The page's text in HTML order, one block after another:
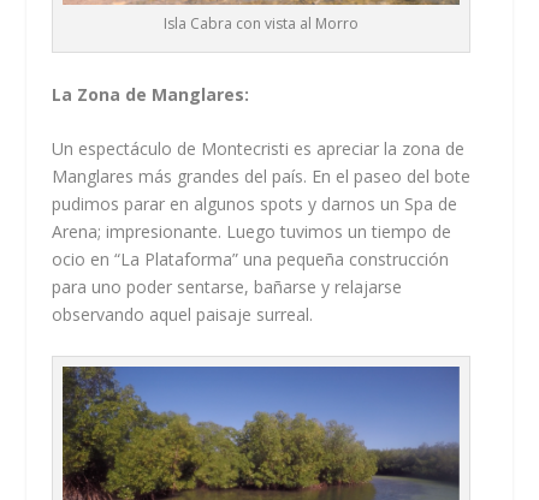
Isla Cabra con vista al Morro
La Zona de Manglares:
Un espectáculo de Montecristi es apreciar la zona de
Manglares más grandes del país. En el paseo del bote
pudimos parar en algunos spots y darnos un Spa de
Arena; impresionante. Luego tuvimos un tiempo de
ocio en “La Plataforma” una pequeña construcción
para uno poder sentarse, bañarse y relajarse
observando aquel paisaje surreal.